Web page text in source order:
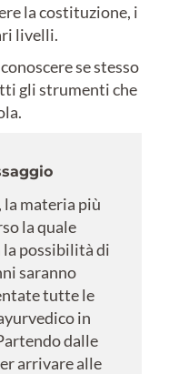
la costituzione, i
livelli.
se stesso
gli strumenti che
materia più
la quale
la possibilità di
saranno
tutte le
in
dalle
arrivare alle